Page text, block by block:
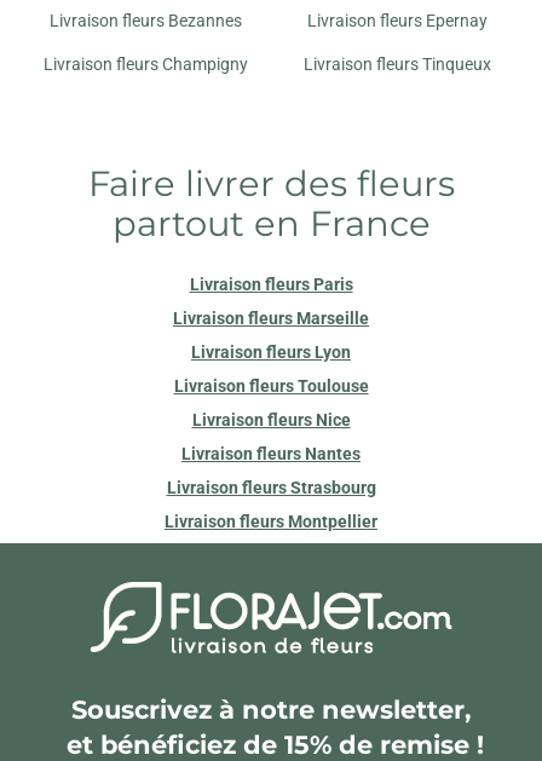
7 ROUTE DE SOISSONS
COULEURS FLEURS
26 AV PAUL VAILLANT COUTURIER
LE JARDIN DE STELLY
3 B PLACE RENE CLAIR
21 RUE MARTIN PELLER
Livraison fleurs Bezannes Livraison fleurs Epernay
Livraison fleurs Champigny Livraison fleurs Tinqueux
Faire livrer des fleurs
partout en France
Livraison fleurs Paris
Livraison fleurs Marseille
Livraison fleurs Lyon
Livraison fleurs Toulouse
Livraison fleurs Nice
Livraison fleurs Nantes
Livraison fleurs Strasbourg
Livraison fleurs Montpellier
Souscrivez à notre newsletter,
et bénéficiez de 15% de remise !